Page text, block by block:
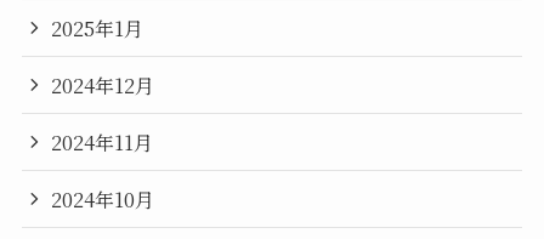
2025年1月
2024年12月
2024年11月
2024年10月